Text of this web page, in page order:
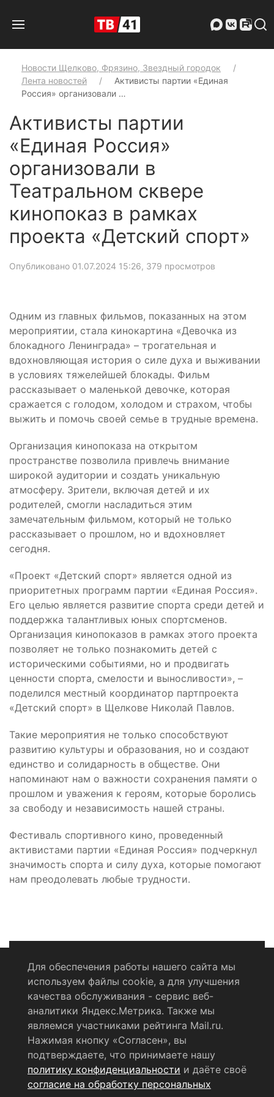
Новости Щелково, Фрязино, Звездный городок
Лента новостей
Активисты партии «Единая
Россия» организовали …
Активисты партии
«Единая Россия»
организовали в
Театральном сквере
кинопоказ в рамках
проекта «Детский спорт»
Опубликовано 01.07.2024 15:26, 379 просмотров
Одним из главных фильмов, показанных на этом
мероприятии, стала кинокартина «Девочка из
блокадного Ленинграда» – трогательная и
вдохновляющая история о силе духа и выживании
в условиях тяжелейшей блокады. Фильм
рассказывает о маленькой девочке, которая
сражается с голодом, холодом и страхом, чтобы
выжить и помочь своей семье в трудные времена.
Организация кинопоказа на открытом
пространстве позволила привлечь внимание
широкой аудитории и создать уникальную
атмосферу. Зрители, включая детей и их
родителей, смогли насладиться этим
замечательным фильмом, который не только
рассказывает о прошлом, но и вдохновляет
сегодня.
«Проект «Детский спорт» является одной из
приоритетных программ партии «Единая Россия».
Его целью является развитие спорта среди детей и
поддержка талантливых юных спортсменов.
Организация кинопоказов в рамках этого проекта
позволяет не только познакомить детей с
историческими событиями, но и продвигать
ценности спорта, смелости и выносливости», –
поделился местный координатор партпроекта
«Детский спорт» в Щелкове Николай Павлов.
Такие мероприятия не только способствуют
развитию культуры и образования, но и создают
единство и солидарность в обществе. Они
напоминают нам о важности сохранения памяти о
прошлом и уважения к героям, которые боролись
за свободу и независимость нашей страны.
Фестиваль спортивного кино, проведенный
активистами партии «Единая Россия» подчеркнул
значимость спорта и силу духа, которые помогают
нам преодолевать любые трудности.
Политика конфиденциальности
Согласие на обработку персональных данных
RSS-лента
© 2004 - 2026 Сетевое издание Щёлковское ТВ.
Свидетельство о регистрации СМИ
Для обеспечения работы нашего сайта мы
используем файлы cookie, а для улучшения
качества обслуживания - сервис веб-
аналитики Яндекс.Метрика. Также мы
являемся участниками рейтинга Mail.ru.
Нажимая кнопку «Согласен», вы
подтверждаете, что принимаете нашу
политику конфиденциальности и даёте своё
согласие на обработку персональных